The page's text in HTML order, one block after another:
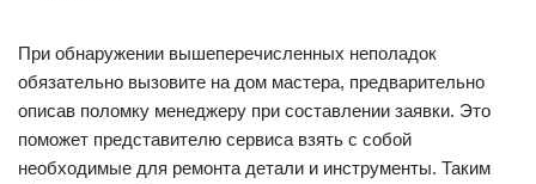
При обнаружении вышеперечисленных неполадок
обязательно вызовите на дом мастера, предварительно
описав поломку менеджеру при составлении заявки. Это
поможет представителю сервиса взять с собой
необходимые для ремонта детали и инструменты. Таким